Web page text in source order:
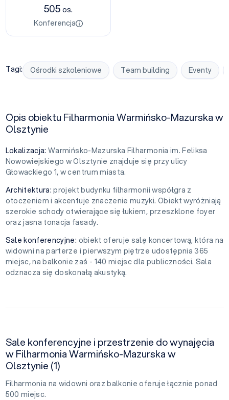
505os.
Konferencja
Tagi: Ośrodki szkoleniowe Team building Eventy
Opis obiektu Filharmonia Warmińsko-Mazurska w
Olsztynie
Lokalizacja: Warmińsko-Mazurska Filharmonia im. Feliksa
Nowowiejskiego w Olsztynie znajduje się przy ulicy
Głowackiego 1, w centrum miasta.
Architektura:projekt budynku filharmonii współgra z
otoczeniem i akcentuje znaczenie muzyki. Obiekt wyróżniają
szerokie schody otwierające się łukiem, przeszklone foyer
oraz jasna tonacja fasady.
Sale konferencyjne: obiekt oferuje salę koncertową, która na
widowni na parterze i pierwszym piętrze udostępnia 365
miejsc, na balkonie zaś - 140 miejsc dla publiczności. Sala
odznacza się doskonałą akustyką.
Sale konferencyjne i przestrzenie do wynajęcia
w Filharmonia Warmińsko-Mazurska w
Olsztynie (1)
Filharmonia na widowni oraz balkonie oferuje łącznie ponad
500 miejsc.